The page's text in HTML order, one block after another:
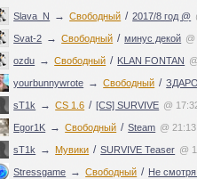
Slava_N → Свободный / 2017/8 год @
Svat-2 → Свободный / минус декой
ozdu → Свободный / KLAN FONTAN
yourbunnywrote → Свободный /
sT1k → CS 1.6 / [CS] SURVIVE @
Egor1K → Свободный / Steam @ 21:13
sT1k → Мувики / SURVIVE Teaser @
Stressgame → Свободный / Не смотря